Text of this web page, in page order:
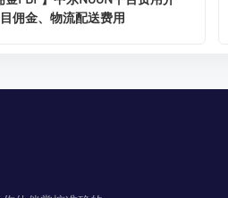
佣金、物流配送费用